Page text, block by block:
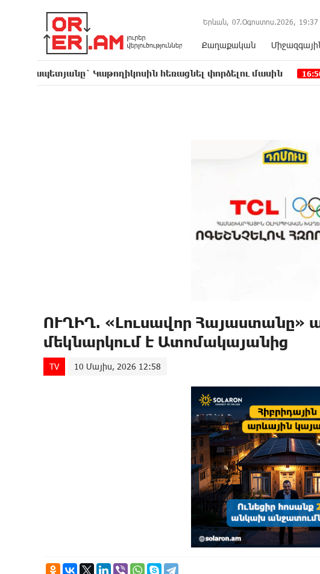
Երևան, 07.Օգոստոս.2026, 19:37
Քաղաքական
Կաթողիկոսին հեռացնել փորձելու մասին 16:50
ՈՒՂԻՂ. «Լուսավոր Հայաստանը»
մեկնարկում է Ատոմակայանից
TV 10 Մայիս, 2026 12:58